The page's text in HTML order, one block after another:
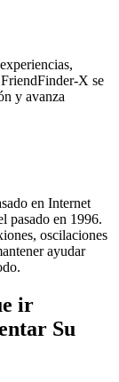
X se
y avanza
en Internet
pasado en 1996.
oscilaciones
ayudar
ir
Su